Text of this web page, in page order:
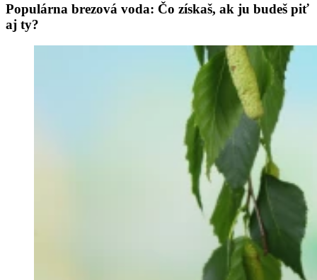
Populárna brezová voda: Čo získaš, ak ju budeš piť
aj ty?